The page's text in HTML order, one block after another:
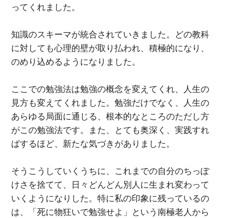
ってくれました。
知識のスキーマが統合されていきました。どの教科
に対しても心理的壁が取り払われ、積極的になり、
のめり込めるようになりました。
ここでの勉強法は勉強の概念を変えてくれ、人生の
見方も変えてくれました。勉強だけでなく、人生の
あらゆる局面に通じる、根本的なところのただし方
がこの勉強法です。また、とても奥深く、実践すれ
ばするほど、新たな気づきがありました。
そうこうしていくうちに、これまでの自分のちっぽ
けさを捨てて、日々どんどん別人に生まれ変わって
いくようになりした。特に私の印象に残っているの
は、「死に物狂いで勉強せよ」という南極老人から